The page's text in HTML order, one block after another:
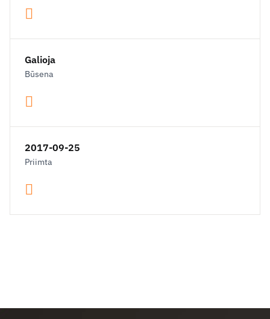
Galioja
Būsena
2017-09-25
Priimta